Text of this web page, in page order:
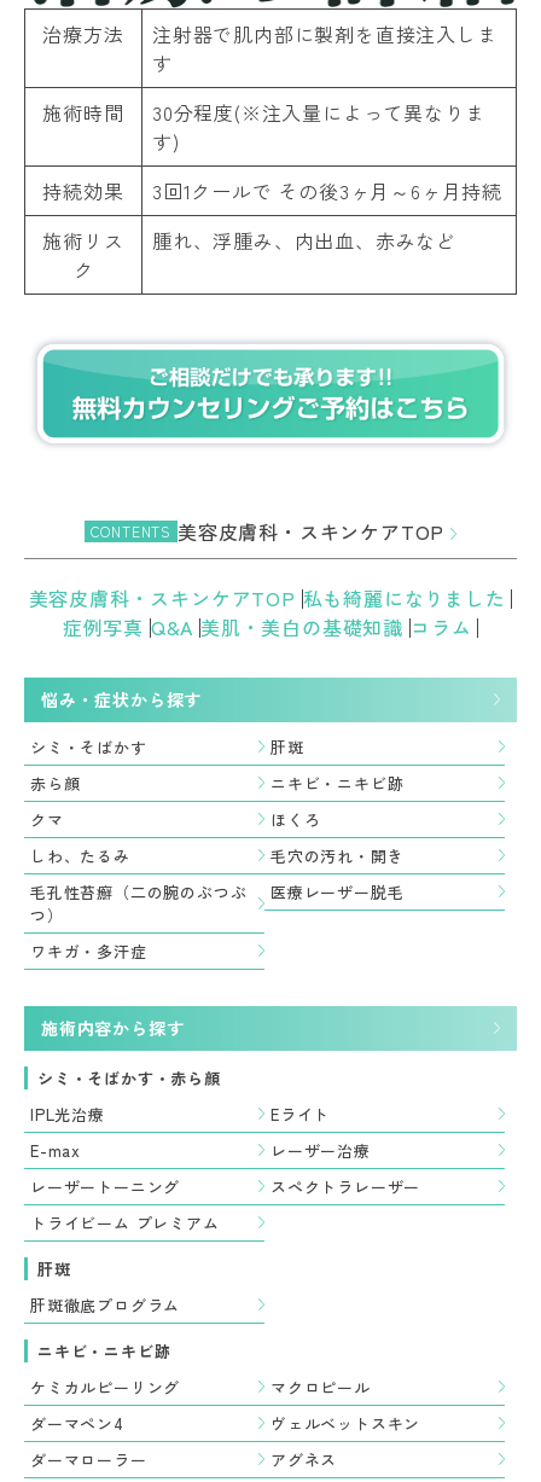
治療方法
注射器で肌内部に製剤を直接注入しま
す
施術時間
30分程度(※注入量によって異なりま
す)
持続効果
3回1クールで その後3ヶ月～6ヶ月持続
施術リス
ク
腫れ、浮腫み、内出血、赤みなど
CONTENTS 美容皮膚科・スキンケアTOP
美容皮膚科・スキンケアTOP 私も綺麗になりました
症例写真 Q&A美肌・美白の基礎知識 コラム
悩み・症状から探す
シミ・そばかす
肝斑
赤ら顔
ニキビ・ニキビ跡
クマ
ほくろ
しわ、たるみ
毛穴の汚れ・開き
毛孔性苔癬（二の腕のぶつぶ
つ）
医療レーザー脱毛
ワキガ・多汗症
施術内容から探す
シミ・そばかす・赤ら顔
IPL光治療
Eライト
E-max
レーザー治療
レーザートーニング
スペクトラレーザー
トライビーム プレミアム
肝斑
肝斑徹底プログラム
ニキビ・ニキビ跡
ケミカルピーリング
マクロピール
ダーマペン4
ヴェルベットスキン
ダーマローラー
アグネス